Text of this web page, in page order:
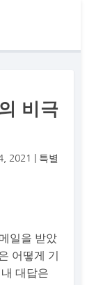
비극
2021
특별
일을 받았
어떻게 기
대답은